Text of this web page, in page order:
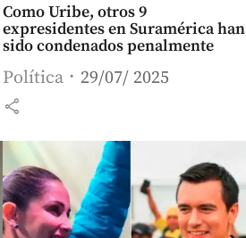
Como Uribe, otros 9
expresidentes en Suramérica han
sido condenados penalmente
Política 29/07/ 2025
share